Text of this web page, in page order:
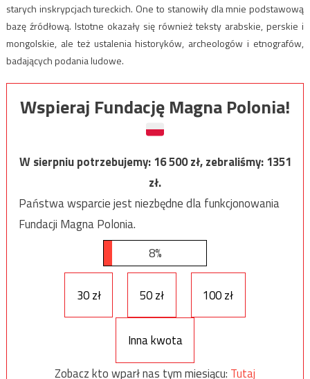
starych inskrypcjach tureckich. One to stanowiły dla mnie podstawową
bazę źródłową. Istotne okazały się również teksty arabskie, perskie i
mongolskie, ale też ustalenia historyków, archeologów i etnografów,
badających podania ludowe.
Wspieraj Fundację Magna Polonia!
W sierpniu potrzebujemy:16 500zł, zebraliśmy:1351
zł.
Państwa wsparcie jest niezbędne dla funkcjonowania
Fundacji Magna Polonia.
8%
30 zł 50 zł 100 zł
Inna kwota
Zobacz kto wparł nas tym miesiącu: Tutaj